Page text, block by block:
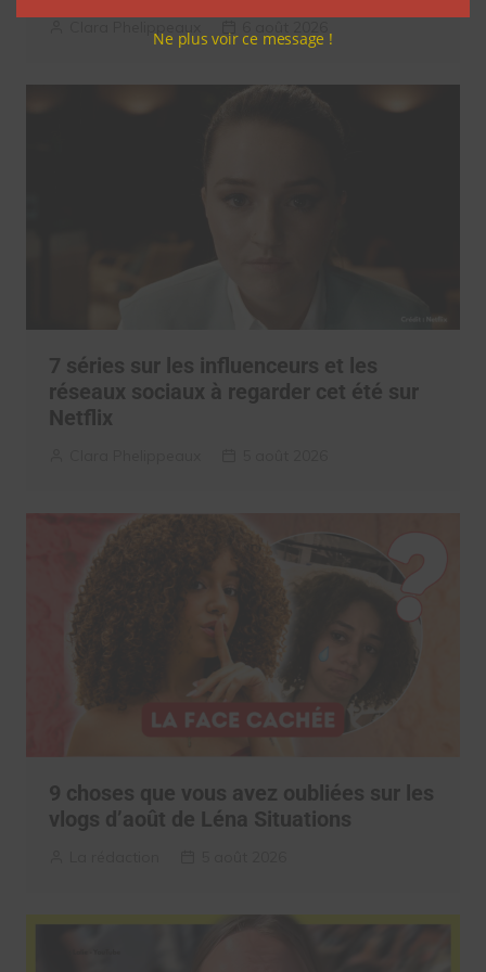
7 séries sur les influenceurs et les
réseaux sociaux à regarder cet été sur
Netflix
9 choses que vous avez oubliées sur les
vlogs d’août de Léna Situations
Ne plus voir ce message !